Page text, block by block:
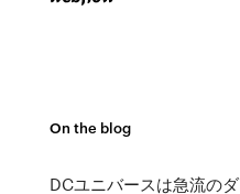
On the blog
DCユニバースは急流のダ